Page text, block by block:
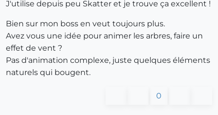
J'utilise depuis peu Skatter et je trouve ça excellent !
Bien sur mon boss en veut toujours plus.
Avez vous une idée pour animer les arbres, faire un
effet de vent ?
Pas d'animation complexe, juste quelques éléments
naturels qui bougent.
0